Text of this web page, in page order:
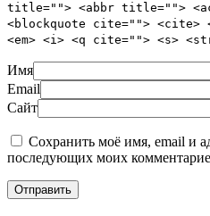
title=""> <abbr title="">
<blockquote cite=""> <cite>
<em> <i> <q cite=""> <s>
Имя
Email
Сайт
Сохранить моё имя, email и
последующих моих